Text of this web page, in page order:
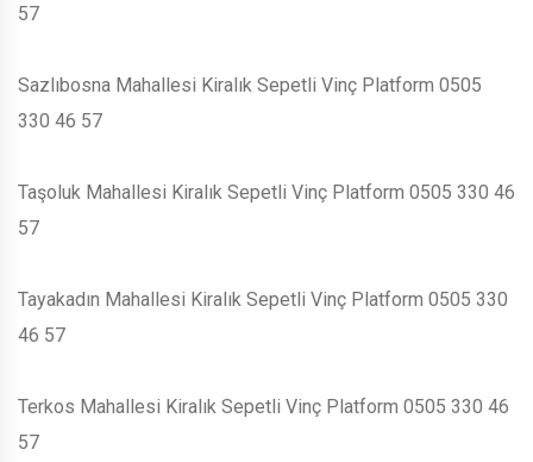
57
Sazlıbosna Mahallesi Kiralık Sepetli Vinç Platform 0505
330 46 57
Taşoluk Mahallesi Kiralık Sepetli Vinç Platform 0505 330 46
57
Tayakadın Mahallesi Kiralık Sepetli Vinç Platform 0505 330
46 57
Terkos Mahallesi Kiralık Sepetli Vinç Platform 0505 330 46
57